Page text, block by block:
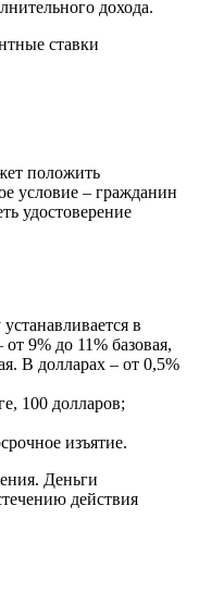
дохода.
положить
условие – гражданин
удостоверение
в
9% до 11% базовая,
В долларах – от 0,5%
100 долларов;
изъятие.
Деньги
действия